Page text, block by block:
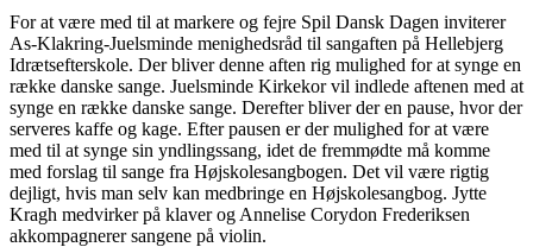
For at være med til at markere og fejre Spil Dansk Dagen inviterer
As-Klakring-Juelsminde menighedsråd til sangaften på Hellebjerg
Idrætsefterskole. Der bliver denne aften rig mulighed for at synge en
række danske sange. Juelsminde Kirkekor vil indlede aftenen med at
synge en række danske sange. Derefter bliver der en pause, hvor der
serveres kaffe og kage. Efter pausen er der mulighed for at være
med til at synge sin yndlingssang, idet de fremmødte må komme
med forslag til sange fra Højskolesangbogen. Det vil være rigtig
dejligt, hvis man selv kan medbringe en Højskolesangbog. Jytte
Kragh medvirker på klaver og Annelise Corydon Frederiksen
akkompagnerer sangene på violin.